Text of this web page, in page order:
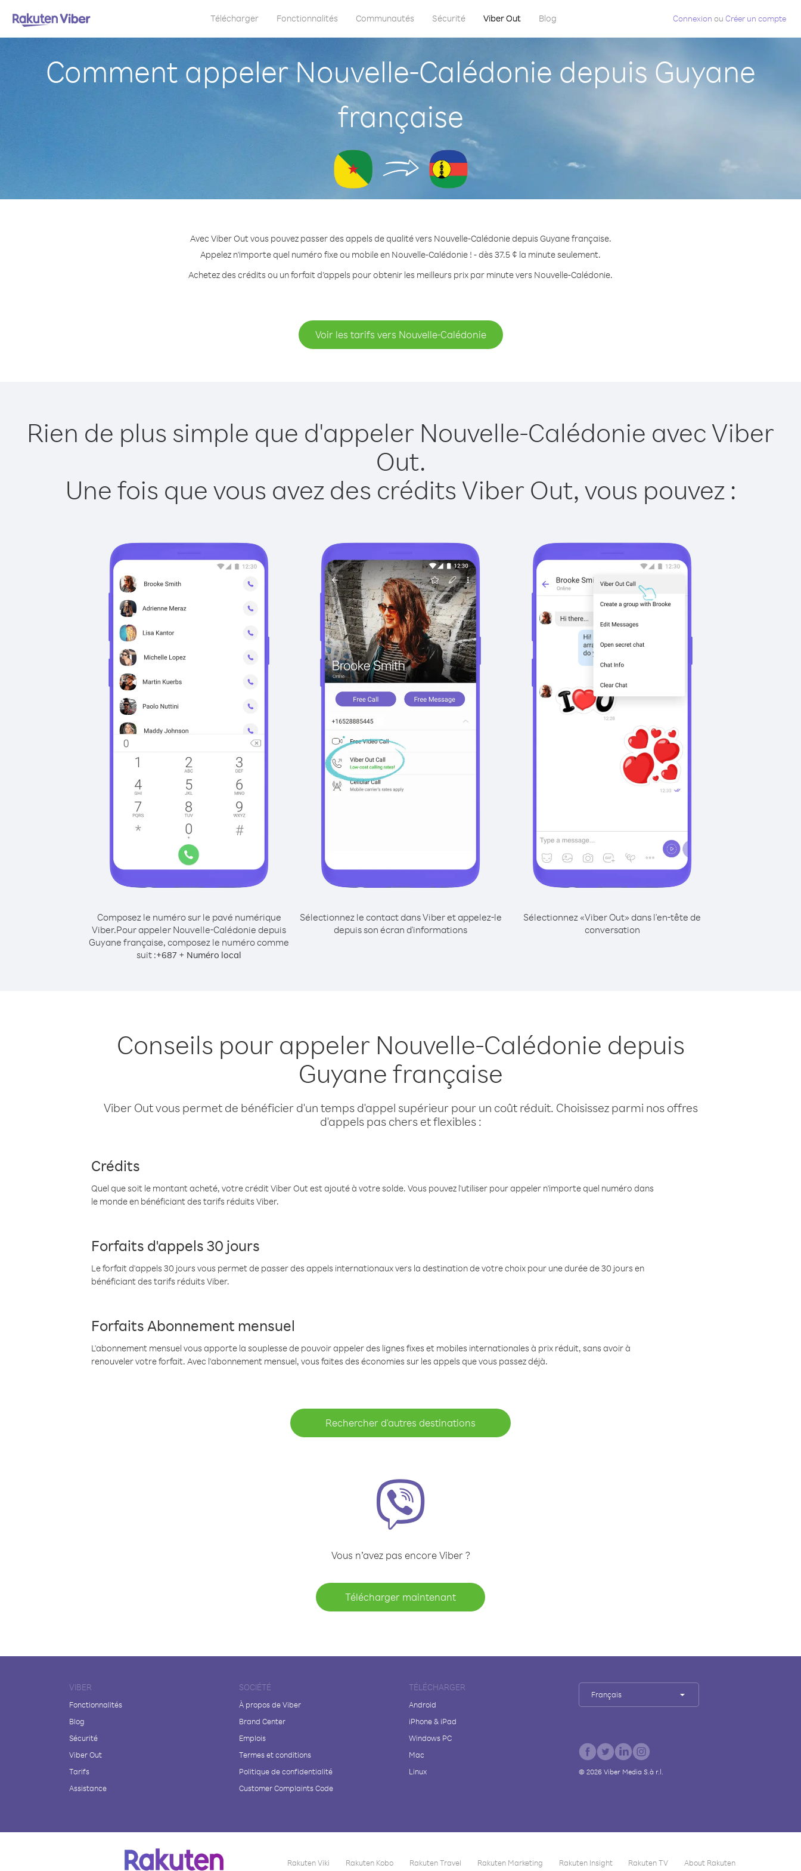
Télécharger Fonctionnalités Communautés Sécurité Viber Out Blog Connexion ou Créer un compte
Comment appeler Nouvelle-Calédonie depuis Guyane
française
Avec Viber Out vous pouvez passer des appels de qualité vers Nouvelle-Calédonie depuis Guyane française.
Appelez n'importe quel numéro fixe ou mobile en Nouvelle-Calédonie ! - dès 37.5 ¢ la minute seulement.
Achetez des crédits ou un forfait d’appels pour obtenir les meilleurs prix par minute vers Nouvelle-Calédonie.
Voir les tarifs vers Nouvelle-Calédonie
Rien de plus simple que d'appeler Nouvelle-Calédonie avec Viber
Out.
Une fois que vous avez des crédits Viber Out, vous pouvez :
Composez le numéro sur le pavé numérique
Viber.Pour appeler Nouvelle-Calédonie depuis
Guyane française, composez le numéro comme
suit :+687 + Numéro local
Sélectionnez le contact dans Viber et appelez-le
depuis son écran d'informations
Sélectionnez «Viber Out» dans l'en-tête de
conversation
Conseils pour appeler Nouvelle-Calédonie depuis
Guyane française
Viber Out vous permet de bénéficier d'un temps d'appel supérieur pour un coût réduit. Choisissez parmi nos offres
d'appels pas chers et flexibles :
Crédits
Quel que soit le montant acheté, votre crédit Viber Out est ajouté à votre solde. Vous pouvez l'utiliser pour appeler n'importe quel numéro dans
le monde en bénéficiant des tarifs réduits Viber.
Forfaits d'appels 30 jours
Le forfait d'appels 30 jours vous permet de passer des appels internationaux vers la destination de votre choix pour une durée de 30 jours en
bénéficiant des tarifs réduits Viber.
Forfaits Abonnement mensuel
L'abonnement mensuel vous apporte la souplesse de pouvoir appeler des lignes fixes et mobiles internationales à prix réduit, sans avoir à
renouveler votre forfait. Avec l'abonnement mensuel, vous faites des économies sur les appels que vous passez déjà.
Rechercher d'autres destinations
Vous n’avez pas encore Viber ?
Télécharger maintenant
VIBER
Fonctionnalités
Blog
Sécurité
Viber Out
Tarifs
Assistance
SOCIÉTÉ
À propos de Viber
Brand Center
Emplois
Termes et conditions
Politique de confidentialité
Customer Complaints Code
TÉLÉCHARGER
Android
iPhone & iPad
Windows PC
Mac
Linux
Français
© 2026 Viber Media S.à r.l.
Rakuten Viki Rakuten Kobo Rakuten Travel Rakuten Marketing Rakuten Insight Rakuten TV About Rakuten